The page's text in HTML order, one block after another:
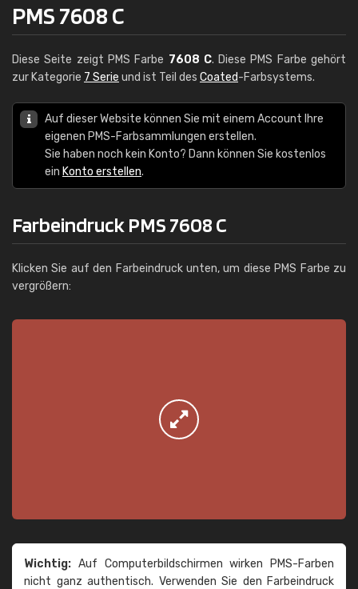
PMS 7608 C
Diese Seite zeigt PMS Farbe 7608 C. Diese PMS Farbe gehört
zur Kategorie 7 Serie und ist Teil des Coated-Farbsystems.
Auf dieser Website können Sie mit einem Account Ihre
eigenen PMS-Farbsammlungen erstellen.
Sie haben noch kein Konto? Dann können Sie kostenlos
ein Konto erstellen.
Farbeindruck PMS 7608 C
Klicken Sie auf den Farbeindruck unten, um diese PMS Farbe zu
vergrößern:
Wichtig: Auf Computerbildschirmen wirken PMS-Farben
nicht ganz authentisch. Verwenden Sie den Farbeindruck